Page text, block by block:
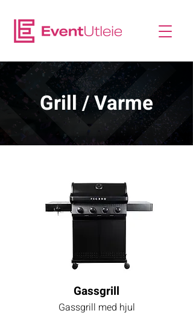
Grill / Varme
Gassgrill
Gassgrill med hjul